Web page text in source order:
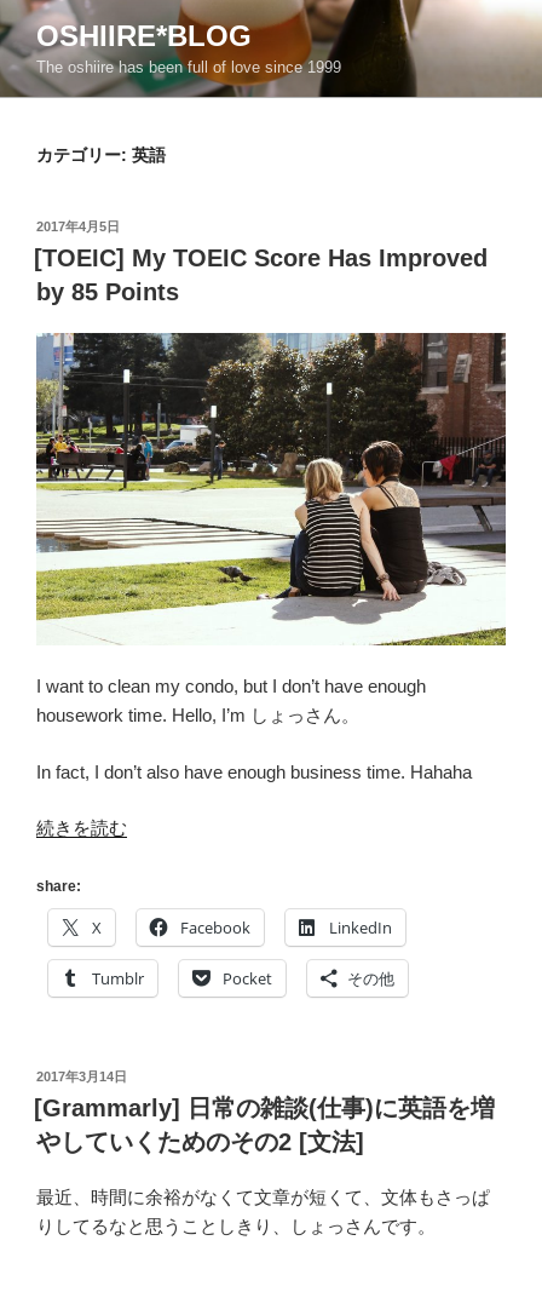
ン
テ
ン
OSHIIRE*BLOG
The oshiire has been full of love since 1999
カテゴリー: 英語
投
稿
日:
2017年4月5日
[TOEIC] My TOEIC Score Has Improved
by 85 Points
I want to clean my condo, but I don’t have enough
housework time. Hello, I’m しょっさん。
In fact, I don’t also have enough business time. Hahaha
“[TOEIC]
TOEIC
Score
Has
Improved
by
の
続きを読む
share:
X Facebook LinkedIn
Tumblr Pocket その他
投
稿
日:
2017年3月14日
[Grammarly] 日常の雑談(仕事)に英語を増
やしていくためのその2 [文法]
最近、時間に余裕がなくて文章が短くて、文体もさっぱ
りしてるなと思うことしきり、しょっさんです。